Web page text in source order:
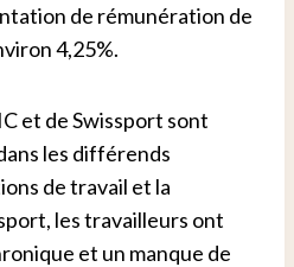
de rémunération de
4,25%.
et de Swissport sont
les différends
de travail et la
les travailleurs ont
et un manque de